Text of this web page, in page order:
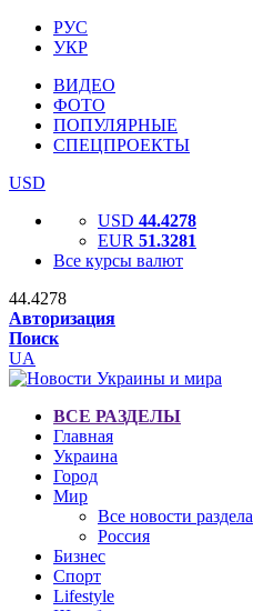
РУС
УКР
ВИДЕО
ФОТО
ПОПУЛЯРНЫЕ
СПЕЦПРОЕКТЫ
USD
USD 44.4278
EUR 51.3281
Все курсы валют
44.4278
Авторизация
Поиск
UA
ВСЕ РАЗДЕЛЫ
Главная
Украина
Город
Мир
Все новости раздела
Россия
Бизнес
Спорт
Lifestyle